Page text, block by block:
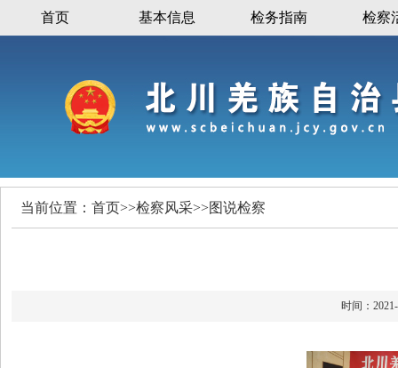
首页 基本信息 检务指南 检察
当前位置： 首页>>检察风采>>图说检察
时间：